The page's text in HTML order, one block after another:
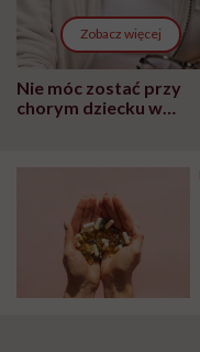
Zobacz więcej
Nie móc zostać przy
chorym dziecku w
wyobraźni"